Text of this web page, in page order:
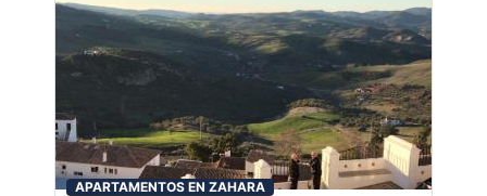
APARTAMENTOS EN ZAHARA